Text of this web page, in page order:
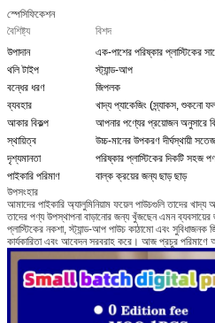
স্পেসিফিকেশন
বৈশিষ্ট্য
বিশদ
উপাদান
এক-পাশের পরিষ্কার প্লাস্টিকের
থলি টাইপ
স্ট্যান্ড-আপ
বন্ধের ধরণ
জিপলক
ব্যবহার
খাদ্য প্যাকেজিং (স্ন্যাকস, শুকনো
আকার বিকল্প
আপনার পণ্যের প্রয়োজন অনুসারে
স্থায়িত্ব
উচ্চ-মানের উপকরণ দীর্ঘস্থায়ী
দৃশ্যমানতা
পরিষ্কার প্লাস্টিকের দিকটি সহজ
পাইকারি পরিমাণ
বাল্ক ক্রয়ের জন্য ছাড় ছাড়
উপসংহার
আমাদের পাইকারি অ্যালুমিনিয়াম ফয়েল পাউচগুলি তাদের
তাদের পণ্য উপস্থাপনা বাড়ানোর জন্য খুঁজছেন এমন
প্লাস্টিকের নকশা, স্ট্যান্ড-আপ পাউচ কাঠামো এবং
কার্যকারিতা এবং আবেদন সরবরাহ করে। আজ প্রচুর পরিমাণে